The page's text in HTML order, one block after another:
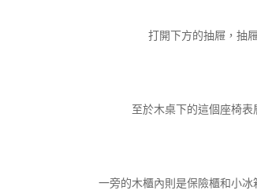
打開下方的抽屜，抽
至於木桌下的這個座椅
一旁的木櫃內則是保險櫃和小